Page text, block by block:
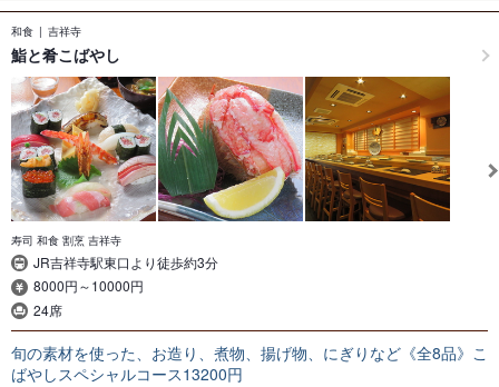
和食 吉祥寺
鮨と肴こばやし
寿司 和食 割烹 吉祥寺
JR吉祥寺駅東口より徒歩約3分
8000円～10000円
24席
旬の素材を使った、お造り、煮物、揚げ物、にぎりなど《全8品》こ
ばやしスペシャルコース13200円